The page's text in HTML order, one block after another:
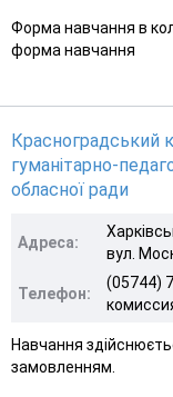
Форма навчання в
форма навчання
Красноградський
гуманітарно-
обласної ради
Адреса:
вул.
Телефон:
(05744)
Навчання
замовленням.